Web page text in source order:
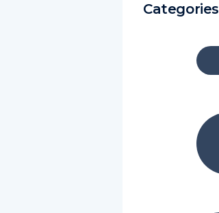
Categories